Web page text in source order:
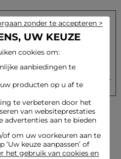
en ontvang onze speciale
UW KEUZE
cookies om:
aanbiedingen te
producten op u af te
te verbeteren door het
van websiteprestaties
advertenties aan te bieden
om uw voorkeuren aan te
keuze aanpassen’ of
het gebruik van cookies en
zonder te accepteren >